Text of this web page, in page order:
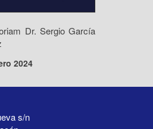
Dr. Sergio García
2024
s/n